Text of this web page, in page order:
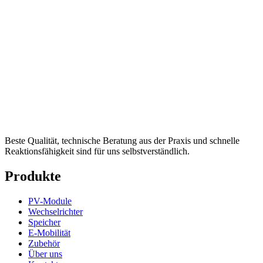
Beste Qualität, technische Beratung aus der Praxis und schnelle
Reaktionsfähigkeit sind für uns selbstverständlich.
Produkte
PV-Module
Wechselrichter
Speicher
E-Mobilität
Zubehör
Über uns